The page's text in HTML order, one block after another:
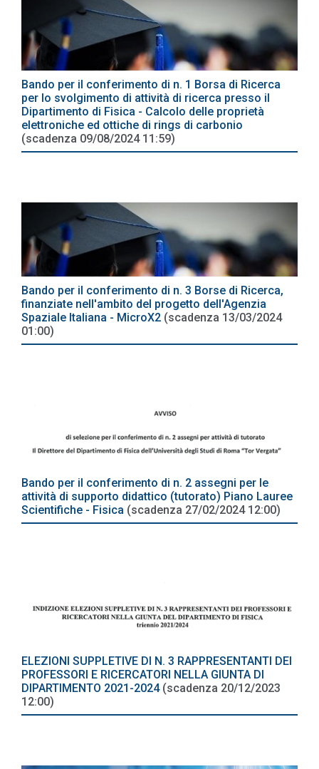
Bando per il conferimento di n. 1 Borsa di Ricerca
per lo svolgimento di attività di ricerca presso il
Dipartimento di Fisica - Calcolo delle proprietà
elettroniche ed ottiche di rings di carbonio
(scadenza 09/08/2024 11:59)
Bando per il conferimento di n. 3 Borse di Ricerca,
finanziate nell'ambito del progetto dell'Agenzia
Spaziale Italiana - MicroX2 (scadenza 13/03/2024
01:00)
Bando per il conferimento di n. 2 assegni per le
attività di supporto didattico (tutorato) Piano Lauree
Scientifiche - Fisica (scadenza 27/02/2024 12:00)
ELEZIONI SUPPLETIVE DI N. 3 RAPPRESENTANTI DEI
PROFESSORI E RICERCATORI NELLA GIUNTA DI
DIPARTIMENTO 2021-2024(scadenza 20/12/2023
12:00)